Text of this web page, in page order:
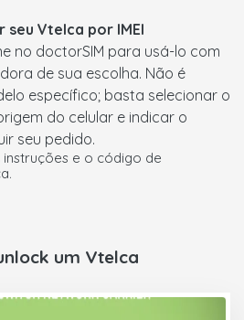
seu Vtelca por IMEI
no doctorSIM para usá-lo com
de sua escolha. Não é
específico; basta selecionar o
do celular e indicar o
seu pedido.
instruções e o código de
.
um Vtelca